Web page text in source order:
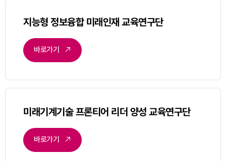
지능형 정보융합 미래인재 교육연구단
바로가기
미래기계기술 프론티어 리더 양성 교육연구단
바로가기